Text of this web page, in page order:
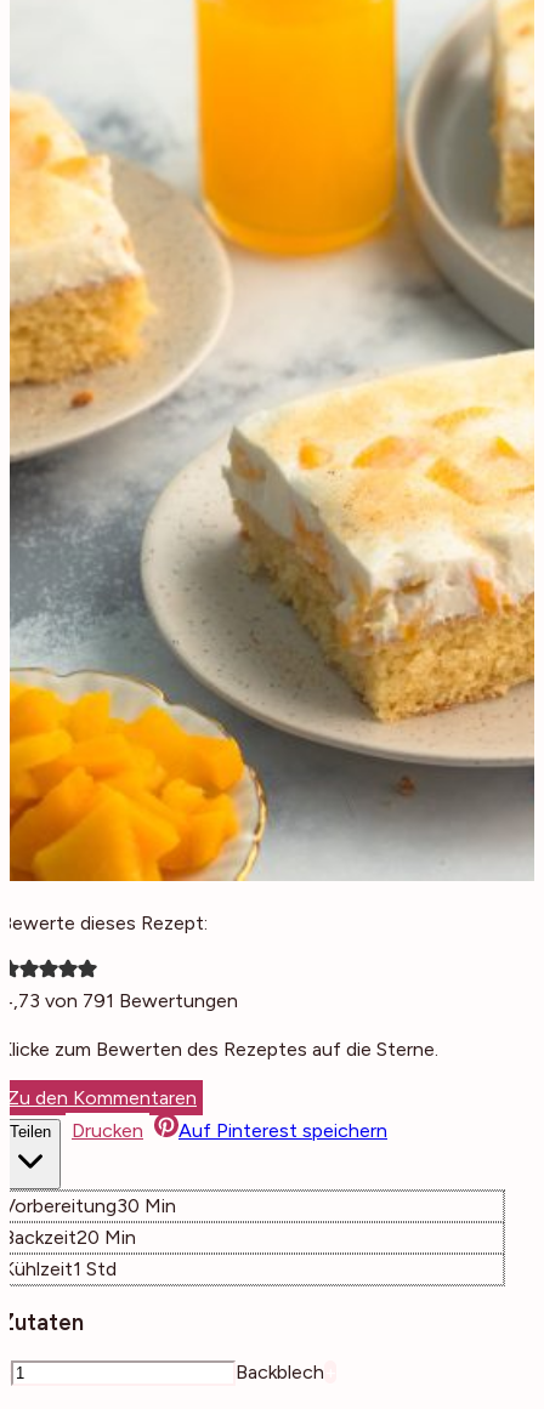
Bewerte dieses Rezept:
4,73 von 791 Bewertungen
Klicke zum Bewerten des Rezeptes auf die Sterne.
Zu den Kommentaren
Teilen Drucken Auf Pinterest speichern
Vorbereitung30 Minuten
Min
Backzeit20 Minuten
Min
Kühlzeit1 Stunde
Std
Zutaten
Backblech